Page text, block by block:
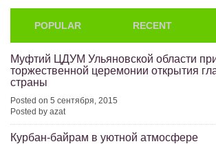
POPULAR RECENT
Муфтий ЦДУМ Ульяновской области
торжественной церемонии открытия
страны
Posted on 5 сентября, 2015
Posted by azat
Курбан-байрам в уютной атмосфере